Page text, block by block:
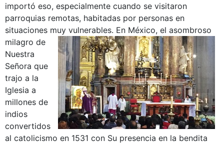
importó eso, especialmente cuando se visitaron
parroquias remotas, habitadas por personas en
situaciones muy vulnerables. En México, el asombroso
milagro de
Nuestra
Señora que
trajo a la
Iglesia a
millones de
indios
convertidos
al catolicismo en 1531 con Su presencia en la bendita